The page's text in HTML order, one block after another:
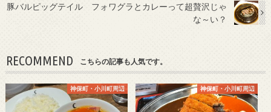
豚バルピッグテイル フォワグラとカレーって超贅沢じゃ
な～い？
RECOMMEND こちらの記事も人気です。
神保町・小川町周辺 神保町・小川町周辺